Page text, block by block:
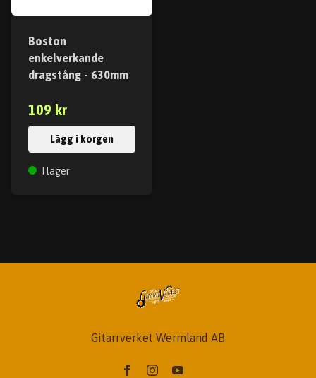
Boston
enkelverkande
dragstång - 630mm
109 kr
Lägg i korgen
I lager
Gitarrverket Wermland AB